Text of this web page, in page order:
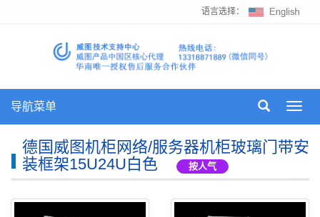
语言选择：
导航菜单
德国威图机柜网络/服务器机柜玻璃门带安
装框架15U24U白色
按人气